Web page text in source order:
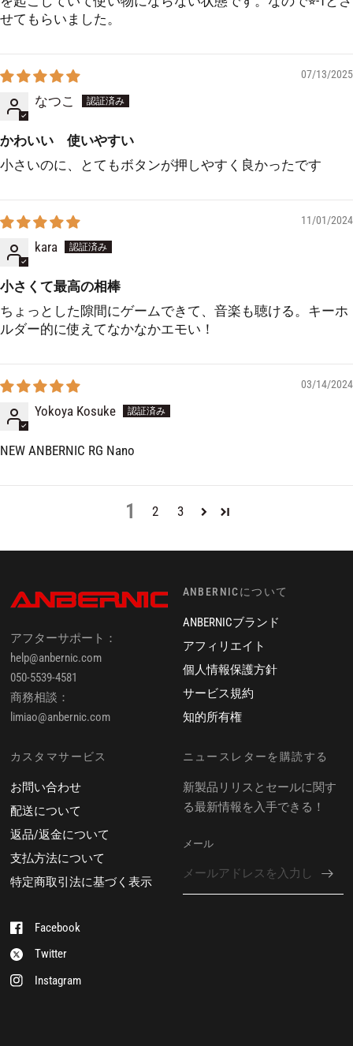
せてもらいました。
07/13/2025
なつこ
かわいい 使いやすい
小さいのに、とてもボタンが押しやすく良かったです
11/01/2024
kara
小さくて最高の相棒
ちょっとした隙間にゲームできて、音楽も聴ける。キーホ
ルダー的に使えてなかなかエモい！
03/14/2024
Yokoya Kosuke
NEW ANBERNIC RG Nano
1 2 3
アフターサポート：
help@anbernic.com
050-5539-4581
商務相談：
limiao@anbernic.com
ANBERNICについて
ANBERNICブランド
アフィリエイト
個人情報保護方針
サービス規約
知的所有権
カスタマサービス
お問い合わせ
配送について
返品/返金について
支払方法について
特定商取引法に基づく表示
ニュースレターを購読する
新製品リリスとセールに関す
る最新情報を入手できる！
メール
Facebook
Twitter
Instagram